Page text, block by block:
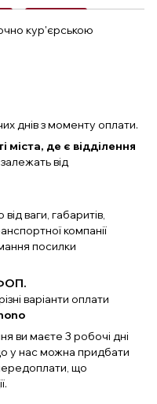
кур'єрською
днів з моменту оплати.
міста, де є відділення
від
ваги, габаритів,
компанії
посилки
варіанти оплати
ви маєте 3 робочі дні
у нас можна придбати
що